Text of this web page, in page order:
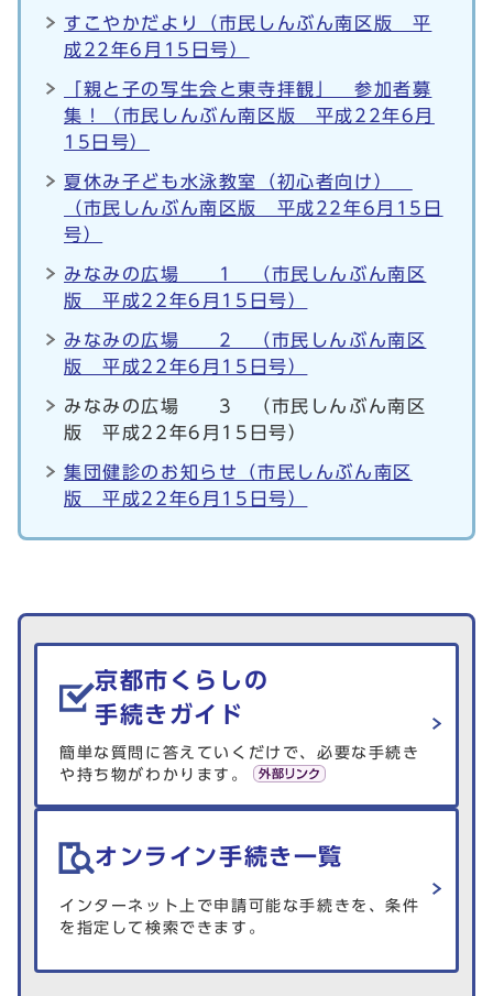
すこやかだより（市民しんぶん南区版 平
成22年6月15日号）
「親と子の写生会と東寺拝観」 参加者募
集！（市民しんぶん南区版 平成22年6月
15日号）
夏休み子ども水泳教室（初心者向け）
（市民しんぶん南区版 平成22年6月15日
号）
みなみの広場 1 （市民しんぶん南区
版 平成22年6月15日号）
みなみの広場 2 （市民しんぶん南区
版 平成22年6月15日号）
みなみの広場 3 （市民しんぶん南区
版 平成22年6月15日号）
集団健診のお知らせ（市民しんぶん南区
版 平成22年6月15日号）
生活情報を探す
京都市くらしの
手続きガイド
簡単な質問に答えていくだけで、必要な手続き
や持ち物がわかります。
オンライン手続き一覧
インターネット上で申請可能な手続きを、条件
を指定して検索できます。